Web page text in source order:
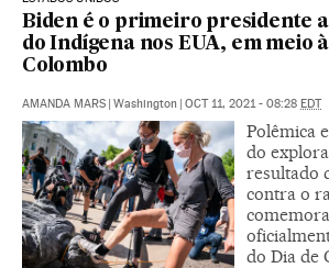
Biden é o primeiro presidente
do Indígena nos EUA, em meio
Colombo
AMANDA MARS | Washington | OCT 11, 2021 - 08:28 EDT
Polêmica
do
resultado
contra o
do Dia de